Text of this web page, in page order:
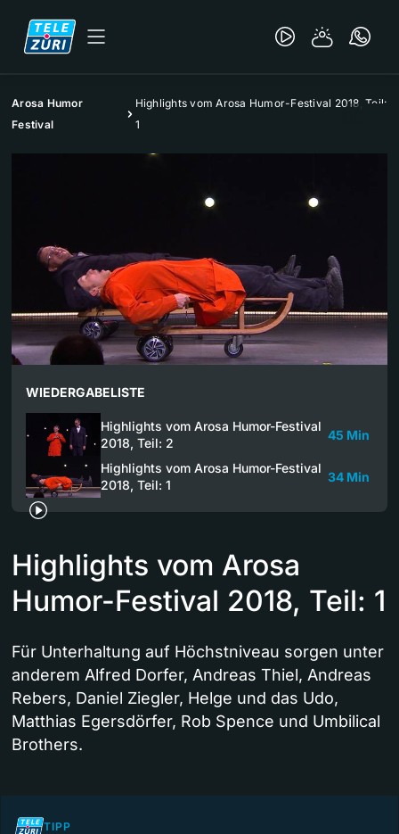
Arosa Humor
Festival
Highlights vom Arosa Humor-Festival 2018, Teil:
1
WIEDERGABELISTE
Highlights vom Arosa Humor-Festival
2018, Teil: 2
45 Min
Highlights vom Arosa Humor-Festival
2018, Teil: 1
34 Min
Highlights vom Arosa
Humor-Festival 2018, Teil: 1
Für Unterhaltung auf Höchstniveau sorgen unter
anderem Alfred Dorfer, Andreas Thiel, Andreas
Rebers, Daniel Ziegler, Helge und das Udo,
Matthias Egersdörfer, Rob Spence und Umbilical
Brothers.
TIPP